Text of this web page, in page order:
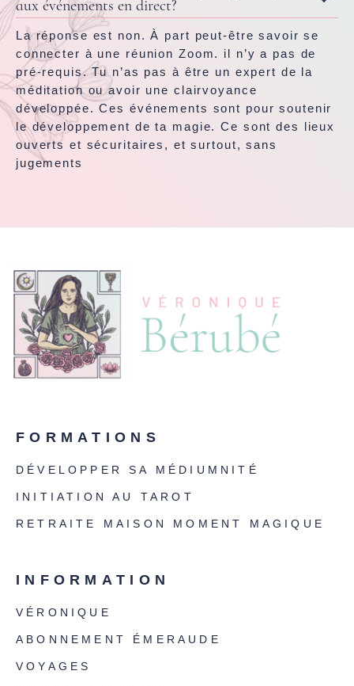
aux événements en direct?
La réponse est non. À part peut-être savoir se
connecter à une réunion Zoom. il n’y a pas de
pré-requis. Tu n’as pas à être un expert de la
méditation ou avoir une clairvoyance
développée. Ces événements sont pour soutenir
le développement de ta magie. Ce sont des lieux
ouverts et sécuritaires, et surtout, sans
jugements
FORMATIONS
DÉVELOPPER SA MÉDIUMNITÉ
INITIATION AU TAROT
RETRAITE MAISON MOMENT MAGIQUE
INFORMATION
VÉRONIQUE
ABONNEMENT ÉMERAUDE
VOYAGES